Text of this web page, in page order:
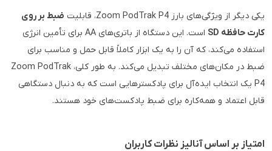
یکی دیگر از ویژگی‌های بارز Zoom PodTrak P4، قابلیت
ضبط بر روی
کارت حافظه SD
است. این دستگاه از باتری‌های AA برای تأمین انرژی
استفاده می‌کند، که آن را به یک ابزار کاملاً قابل حمل و مناسب برای
ضبط در مکان‌های مختلف تبدیل می‌کند. به طور کلی، Zoom PodTrak
P4 یک انتخاب ایده‌آل برای پادکسترهایی است که به دنبال دستگاهی
قابل اعتماد و همه‌کاره برای ضبط پادکست‌های خود هستند.
امتیاز بر اساس آنالیز نظرات کاربران